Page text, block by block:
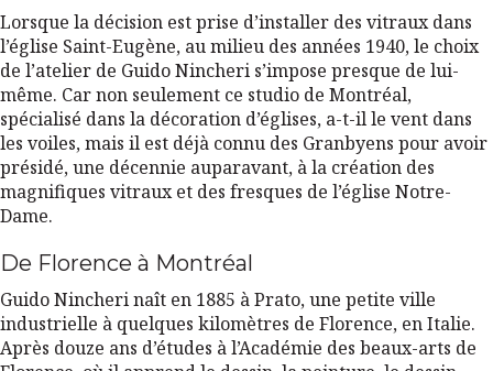
Lorsque la décision est prise d’installer des vitraux dans
l’église Saint-Eugène, au milieu des années 1940, le choix
de l’atelier de Guido Nincheri s’impose presque de lui-
même. Car non seulement ce studio de Montréal,
spécialisé dans la décoration d’églises, a-t-il le vent dans
les voiles, mais il est déjà connu des Granbyens pour avoir
présidé, une décennie auparavant, à la création des
magnifiques vitraux et des fresques de l’église Notre-
Dame.
De Florence à Montréal
Guido Nincheri naît en 1885 à Prato, une petite ville
industrielle à quelques kilomètres de Florence, en Italie.
Après douze ans d’études à l’Académie des beaux-arts de